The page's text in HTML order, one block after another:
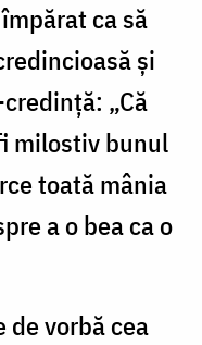
ca să
și
„Că
milostiv bunul
toată mânia
a o bea ca o
vorbă cea